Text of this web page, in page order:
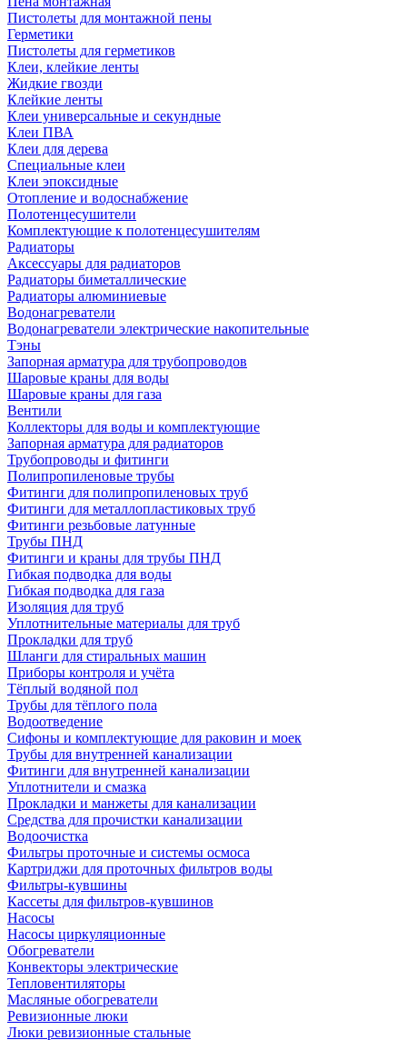
Пистолеты для монтажной пены
Герметики
Пистолеты для герметиков
Клеи, клейкие ленты
Жидкие гвозди
Клейкие ленты
Клеи универсальные и секундные
Клеи ПВА
Клеи для дерева
Специальные клеи
Клеи эпоксидные
Отопление и водоснабжение
Полотенцесушители
Комплектующие к полотенцесушителям
Радиаторы
Аксессуары для радиаторов
Радиаторы биметаллические
Радиаторы алюминиевые
Водонагреватели
Водонагреватели электрические накопительные
Тэны
Запорная арматура для трубопроводов
Шаровые краны для воды
Шаровые краны для газа
Вентили
Коллекторы для воды и комплектующие
Запорная арматура для радиаторов
Трубопроводы и фитинги
Полипропиленовые трубы
Фитинги для полипропиленовых труб
Фитинги для металлопластиковых труб
Фитинги резьбовые латунные
Трубы ПНД
Фитинги и краны для трубы ПНД
Гибкая подводка для воды
Гибкая подводка для газа
Изоляция для труб
Уплотнительные материалы для труб
Прокладки для труб
Шланги для стиральных машин
Приборы контроля и учёта
Тёплый водяной пол
Трубы для тёплого пола
Водоотведение
Сифоны и комплектующие для раковин и моек
Трубы для внутренней канализации
Фитинги для внутренней канализации
Уплотнители и смазка
Прокладки и манжеты для канализации
Средства для прочистки канализации
Водоочистка
Фильтры проточные и системы осмоса
Картриджи для проточных фильтров воды
Фильтры-кувшины
Кассеты для фильтров-кувшинов
Насосы
Насосы циркуляционные
Обогреватели
Конвекторы электрические
Тепловентиляторы
Масляные обогреватели
Ревизионные люки
Люки ревизионные стальные